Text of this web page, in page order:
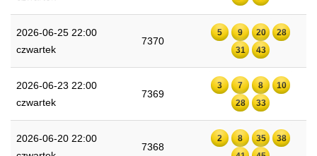
2026-06-25 22:00
czwartek
7370
5 9 20
28
31
43
2026-06-23 22:00
czwartek
7369
3 7 8
10
28
33
2026-06-20 22:00
7368
2 8 35
38